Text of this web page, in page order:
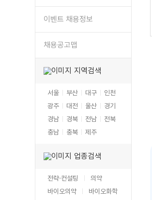
이벤트 채용정보
채용공고맵
지역검색
서울 부산 대구
인천
광주
대전 울산
경기
경남
경북 전남
전북
충남
충북 제주
업종검색
전략·컨설팅
의약
바이오의약
바이오화학